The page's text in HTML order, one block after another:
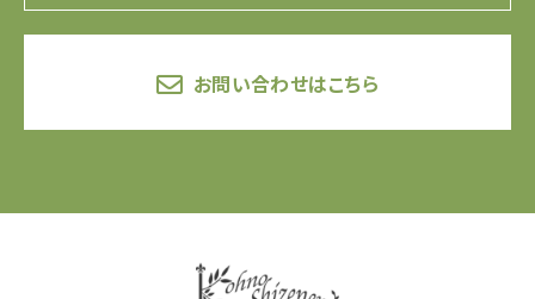
お問い合わせはこちら